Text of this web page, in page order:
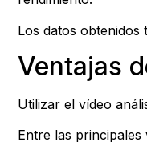
Los datos obtenidos
Ventajas
Utilizar el vídeo
Entre las